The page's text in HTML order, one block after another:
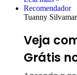
Recomendador
Tuanny Silva
Veja
Grátis